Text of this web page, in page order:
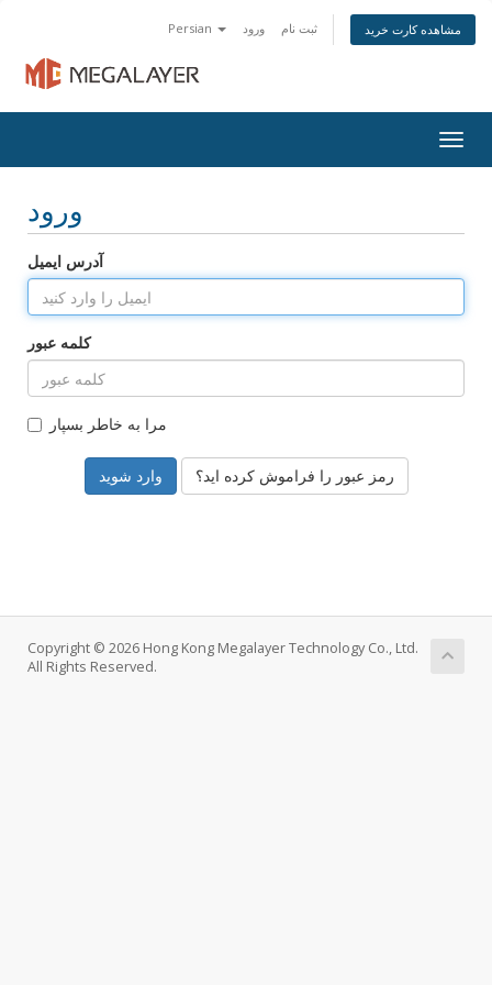
Persian ورود ثبت نام مشاهده کارت خرید
ورود
آدرس ایمیل
کلمه عبور
مرا به خاطر بسپار
رمز عبور را فراموش کرده اید؟
Copyright © 2026 Hong Kong Megalayer Technology Co., Ltd.
All Rights Reserved.